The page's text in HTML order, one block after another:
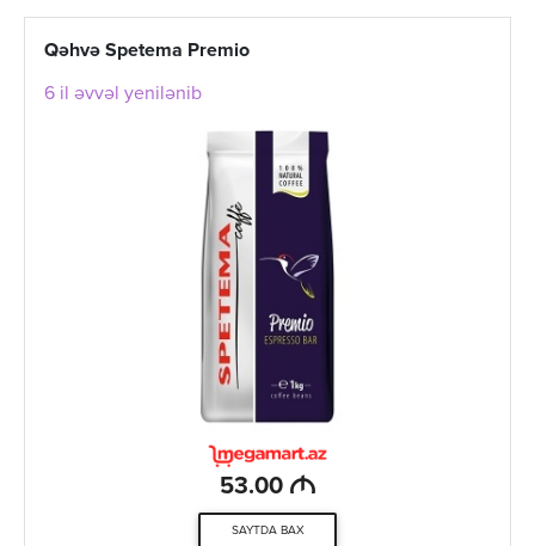
Qəhvə Spetema Premio
6 il əvvəl yenilənib
53.00 M
SAYTDA BAX